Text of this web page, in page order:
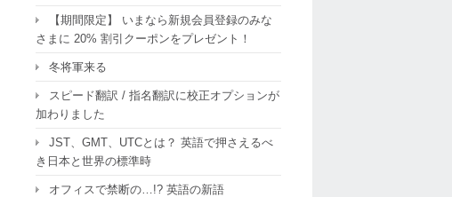
【期間限定】 いまなら新規会員登録のみな
さまに 20% 割引クーポンをプレゼント！
冬将軍来る
スピード翻訳 / 指名翻訳に校正オプションが
加わりました
JST、GMT、UTCとは？ 英語で押さえるべ
き日本と世界の標準時
オフィスで禁断の…!? 英語の新語